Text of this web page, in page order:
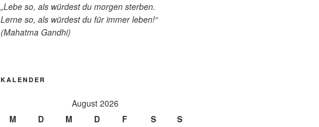
„Lebe so, als würdest du morgen sterben.
Lerne so, als würdest du für immer leben!“
(Mahatma Gandhi)
KALENDER
August 2026
M
D M D F S
S